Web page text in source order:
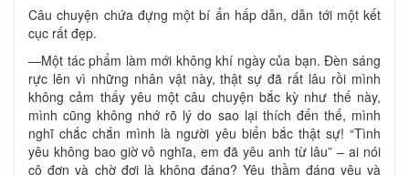
Câu chuyện chứa đựng một bí ẩn hấp dẫn, dẫn tới một kết
cục rất đẹp.
—Một tác phẩm làm mới không khí ngày của bạn. Đèn sáng
rực lên vì những nhân vật này, thật sự đã rất lâu rồi mình
không cảm thấy yêu một câu chuyện bắc kỳ như thế này,
mình cũng không nhớ rõ lý do sao lại thích đến thế, mình
nghĩ chắc chắn mình là người yêu biển bắc thật sự! “Tình
yêu không bao giờ vô nghĩa, em đã yêu anh từ lâu” – ai nói
cô đơn và chờ đợi là không đáng? Yêu thầm đáng yêu và